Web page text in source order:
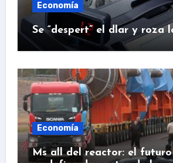
Economía
Se “despert” el dlar y roza
Economía
Ms all del reactor: el futuro